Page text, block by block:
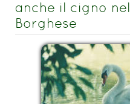
anche il cigno
Borghese